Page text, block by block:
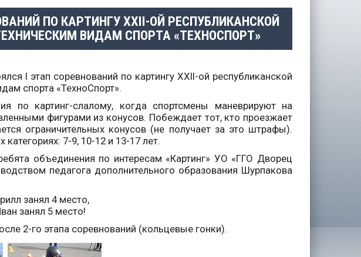
ПО КАРТИНГУ XXII-ОЙ РЕСПУБЛИКАНСКОЙ
ВИДАМ СПОРТА «ТЕХНОСПОРТ»
I этап соревнований по картингу XXII-ой республиканской
спорта «ТехноСпорт».
по картинг-слалому, когда спортсмены маневрируют на
фигурами из конусов. Побеждает тот, кто проезжает
ограничительных конусов (не получает за это штрафы).
7-9, 10-12 и 13-17 лет.
объединения по интересам «Картинг» УО «ГГО Дворец
педагога дополнительного образования Шурпакова
занял 4 место,
занял 5 место!
2-го этапа соревнований (кольцевые гонки).